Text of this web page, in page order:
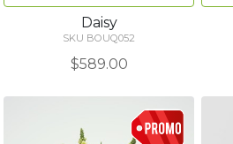
Daisy
SKU BOUQ052
$589.00